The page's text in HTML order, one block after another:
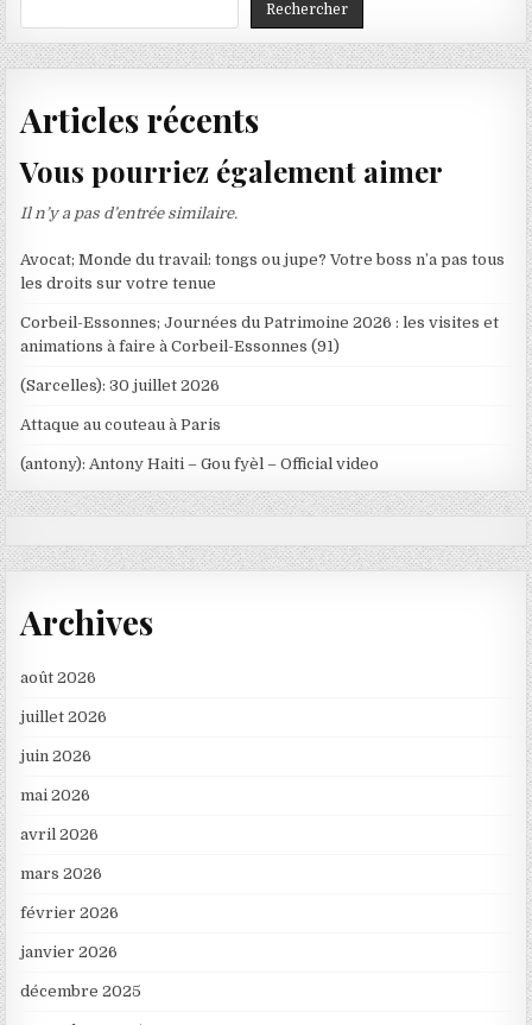
Rechercher
Articles récents
Vous pourriez également aimer
Il n’y a pas d’entrée similaire.
Avocat; Monde du travail: tongs ou jupe? Votre boss n’a pas tous
les droits sur votre tenue
Corbeil-Essonnes; Journées du Patrimoine 2026 : les visites et
animations à faire à Corbeil-Essonnes (91)
(Sarcelles): 30 juillet 2026
Attaque au couteau à Paris
(antony): Antony Haiti – Gou fyèl – Official video
Archives
août 2026
juillet 2026
juin 2026
mai 2026
avril 2026
mars 2026
février 2026
janvier 2026
décembre 2025